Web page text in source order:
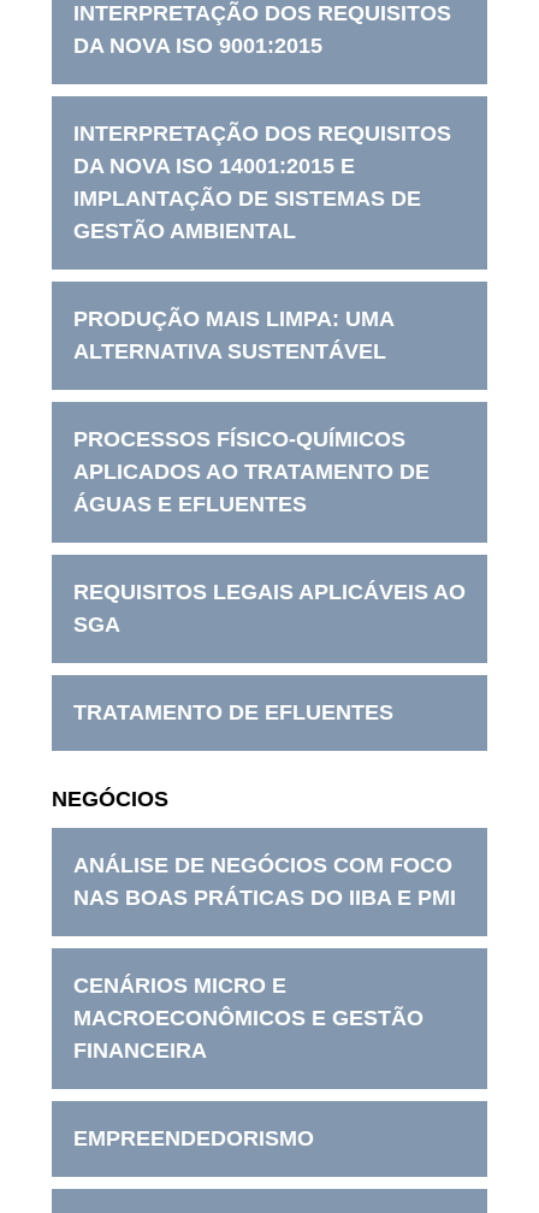
INTERPRETAÇÃO DOS REQUISITOS
DA NOVA ISO 9001:2015
INTERPRETAÇÃO DOS REQUISITOS
DA NOVA ISO 14001:2015 E
IMPLANTAÇÃO DE SISTEMAS DE
GESTÃO AMBIENTAL
PRODUÇÃO MAIS LIMPA: UMA
ALTERNATIVA SUSTENTÁVEL
PROCESSOS FÍSICO-QUÍMICOS
APLICADOS AO TRATAMENTO DE
ÁGUAS E EFLUENTES
REQUISITOS LEGAIS APLICÁVEIS AO
SGA
TRATAMENTO DE EFLUENTES
NEGÓCIOS
ANÁLISE DE NEGÓCIOS COM FOCO
NAS BOAS PRÁTICAS DO IIBA E PMI
CENÁRIOS MICRO E
MACROECONÔMICOS E GESTÃO
FINANCEIRA
EMPREENDEDORISMO